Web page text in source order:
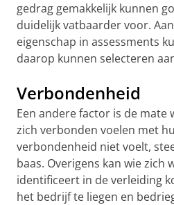
gedrag gemakkelijk kunnen
duidelijk vatbaarder voor.
eigenschap in assessments
daarop kunnen selecteren
Verbondenheid
Een andere factor is de mate
zich verbonden voelen met
verbondenheid niet voelt,
baas. Overigens kan wie zich
identificeert in de verleiding
het bedrijf te liegen en